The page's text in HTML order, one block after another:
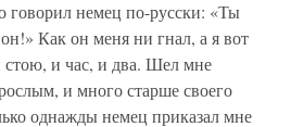
говорил немец по-русски: «Ты
Как он меня ни гнал, а я вот
стою, и час, и два. Шел мне
и много старше своего
однажды немец приказал мне